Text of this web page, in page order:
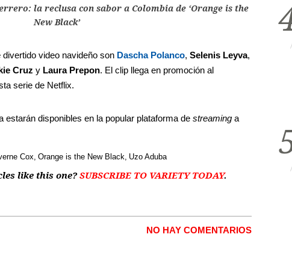
la reclusa con sabor a Colombia de ‘Orange is the
New Black’
video navideño son Dascha Polanco, Selenis Leyva,
Cruz y Laura Prepon. El clip llega en promoción al
serie de Netflix.
estarán disponibles en la popular plataforma de streaming a
Cox Orange is the New Black Uzo Aduba
like this one?SUBSCRIBE TO VARIETY TODAY.
NO HAY COMENTARIOS